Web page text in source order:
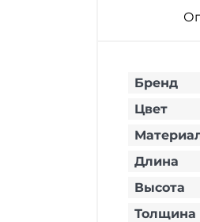
Бренд
Цвет
Длина
Высота
Толщина